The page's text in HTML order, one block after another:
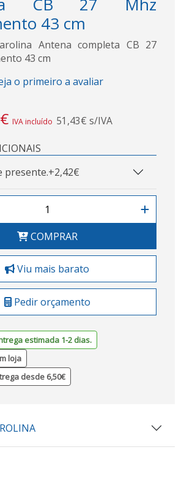
43 cm
Antena completa CB 27
43 cm
o primeiro a avaliar
€ IVA incluído 51,43€ s/IVA
presente.+2,42€
COMPRAR
Viu mais barato
Pedir orçamento
estimada 1-2 dias.
loja
desde 6,50€